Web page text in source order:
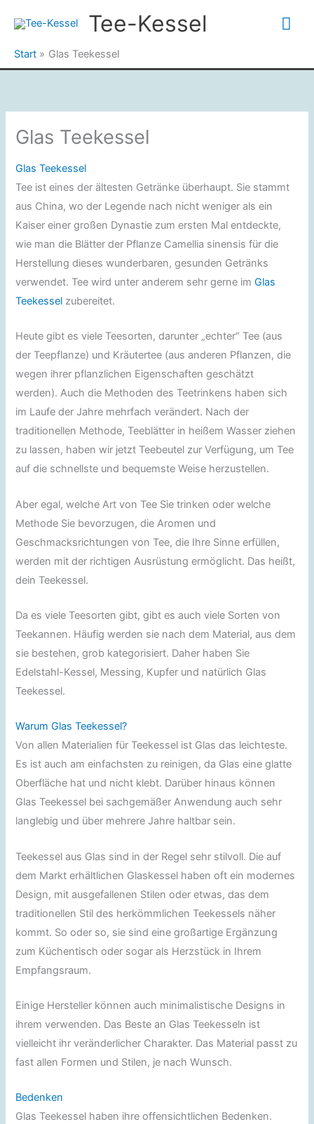
Inhalt
Tee-Kessel
Start Glas Teekessel
Glas Teekessel
Glas Teekessel
Tee ist eines der ältesten Getränke überhaupt. Sie stammt
aus China, wo der Legende nach nicht weniger als ein
Kaiser einer großen Dynastie zum ersten Mal entdeckte,
wie man die Blätter der Pflanze Camellia sinensis für die
Herstellung dieses wunderbaren, gesunden Getränks
verwendet. Tee wird unter anderem sehr gerne imGlas
Teekessel zubereitet.
Heute gibt es viele Teesorten, darunter „echter“ Tee (aus
der Teepflanze) und Kräutertee (aus anderen Pflanzen, die
wegen ihrer pflanzlichen Eigenschaften geschätzt
werden). Auch die Methoden des Teetrinkens haben sich
im Laufe der Jahre mehrfach verändert. Nach der
traditionellen Methode, Teeblätter in heißem Wasser ziehen
zu lassen, haben wir jetzt Teebeutel zur Verfügung, um Tee
auf die schnellste und bequemste Weise herzustellen.
Aber egal, welche Art von Tee Sie trinken oder welche
Methode Sie bevorzugen, die Aromen und
Geschmacksrichtungen von Tee, die Ihre Sinne erfüllen,
werden mit der richtigen Ausrüstung ermöglicht. Das heißt,
dein Teekessel.
Da es viele Teesorten gibt, gibt es auch viele Sorten von
Teekannen. Häufig werden sie nach dem Material, aus dem
sie bestehen, grob kategorisiert. Daher haben Sie
Edelstahl-Kessel, Messing, Kupfer und natürlich Glas
Teekessel.
Warum Glas Teekessel?
Von allen Materialien für Teekessel ist Glas das leichteste.
Es ist auch am einfachsten zu reinigen, da Glas eine glatte
Oberfläche hat und nicht klebt. Darüber hinaus können
Glas Teekessel bei sachgemäßer Anwendung auch sehr
langlebig und über mehrere Jahre haltbar sein.
Teekessel aus Glas sind in der Regel sehr stilvoll. Die auf
dem Markt erhältlichen Glaskessel haben oft ein modernes
Design, mit ausgefallenen Stilen oder etwas, das dem
traditionellen Stil des herkömmlichen Teekessels näher
kommt. So oder so, sie sind eine großartige Ergänzung
zum Küchentisch oder sogar als Herzstück in Ihrem
Empfangsraum.
Einige Hersteller können auch minimalistische Designs in
ihrem verwenden. Das Beste an Glas Teekesseln ist
vielleicht ihr veränderlicher Charakter. Das Material passt zu
fast allen Formen und Stilen, je nach Wunsch.
Bedenken
Glas Teekessel haben ihre offensichtlichen Bedenken.